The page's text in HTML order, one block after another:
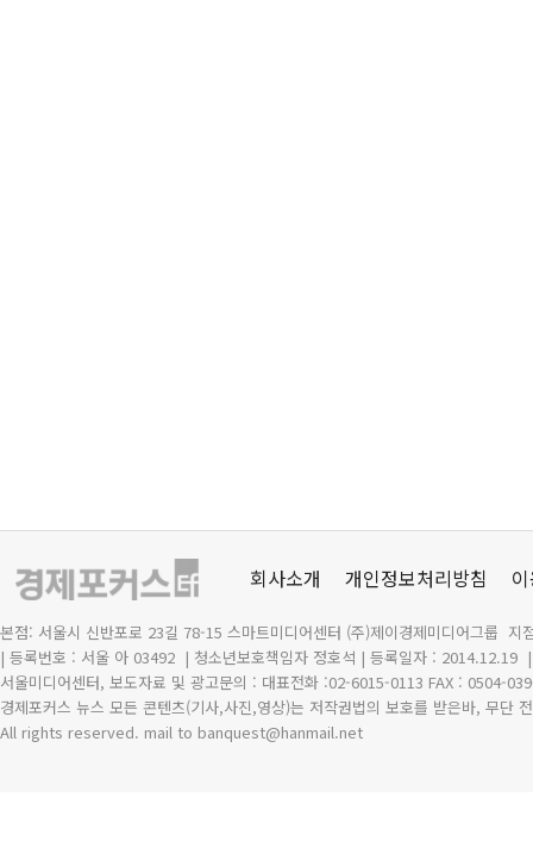
회사소개 개인정보처리방침
본점: 서울시 신반포로 23길 78-15 스마트미디어센터 (주)제이경제미디어그룹 지
| 등록번호 : 서울 아 03492 | 청소년보호책임자 정호석 | 등록일자 : 2014.12.19
서울미디어센터, 보도자료 및 광고문의 : 대표전화 :02-6015-0113 FAX : 0504-
경제포커스 뉴스 모든 콘텐츠(기사,사진,영상)는 저작권법의 보호를 받은바, 무단
All rights reserved. mail to banquest@hanmail.net